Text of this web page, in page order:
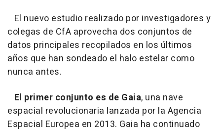
El nuevo estudio realizado por investigadores y
colegas de CfA aprovecha dos conjuntos de
datos principales recopilados en los últimos
años que han sondeado el halo estelar como
nunca antes.
El primer conjunto es de Gaia, una nave
espacial revolucionaria lanzada por la Agencia
Espacial Europea en 2013. Gaia ha continuado